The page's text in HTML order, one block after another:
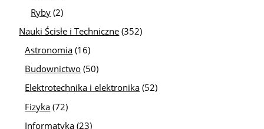
Ryby (2)
Nauki Ścisłe i Techniczne (352)
Astronomia (16)
Budownictwo (50)
Elektrotechnika i elektronika (52)
Fizyka (72)
Informatyka (23)